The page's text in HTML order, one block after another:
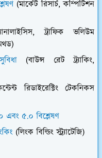
(মার্কেট রিসার্চ, কম্পিটিশন
ট্রাফিক ভলিউম
(বাউন্স রেট ট্র্যাকিং,
রিডাইরেক্টিং টেকনিকস
৫.০ বিশ্লেষণ
(লিংক বিল্ডিং স্ট্র্যাটেজি)